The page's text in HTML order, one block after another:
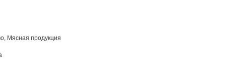
Мясная продукция